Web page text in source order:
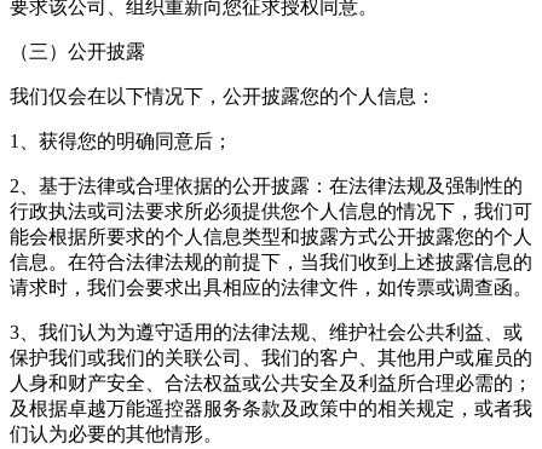
要求该公司、组织重新向您征求授权同意。
（三）公开披露
我们仅会在以下情况下，公开披露您的个人信息：
1、获得您的明确同意后；
2、基于法律或合理依据的公开披露：在法律法规及强制性的
行政执法或司法要求所必须提供您个人信息的情况下，我们可
能会根据所要求的个人信息类型和披露方式公开披露您的个人
信息。在符合法律法规的前提下，当我们收到上述披露信息的
请求时，我们会要求出具相应的法律文件，如传票或调查函。
3、我们认为为遵守适用的法律法规、维护社会公共利益、或
保护我们或我们的关联公司、我们的客户、其他用户或雇员的
人身和财产安全、合法权益或公共安全及利益所合理必需的；
及根据卓越万能遥控器服务条款及政策中的相关规定，或者我
们认为必要的其他情形。